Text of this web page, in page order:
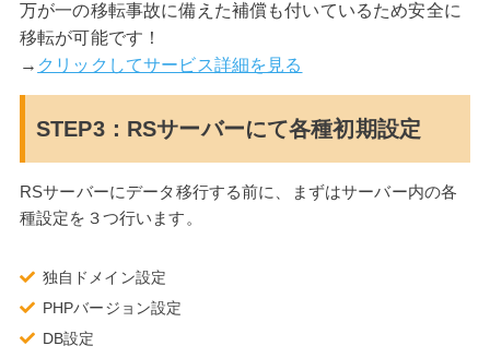
万が一の移転事故に備えた補償も付いているため安全に
移転が可能です！
→ クリックしてサービス詳細を見る
STEP3：RSサーバーにて各種初期設定
RSサーバーにデータ移行する前に、まずはサーバー内の各
種設定を３つ行います。
独自ドメイン設定
PHPバージョン設定
DB設定